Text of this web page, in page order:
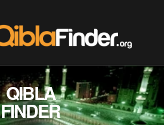
QIBLA
FINDER